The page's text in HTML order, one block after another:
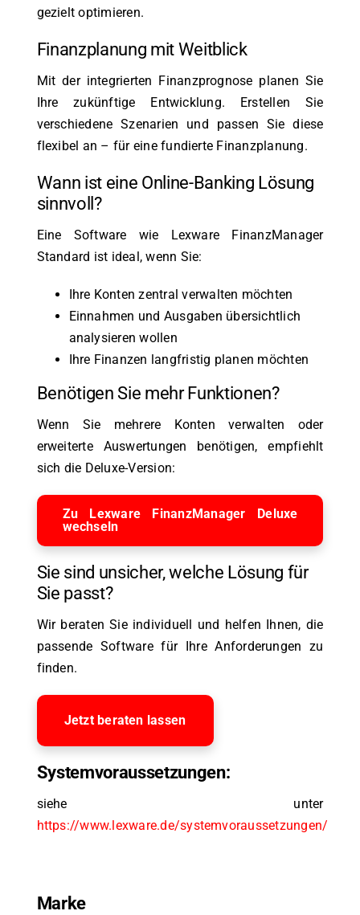
gezielt optimieren.
Finanzplanung mit Weitblick
Mit der integrierten Finanzprognose planen Sie
Ihre zukünftige Entwicklung. Erstellen Sie
verschiedene Szenarien und passen Sie diese
flexibel an – für eine fundierte Finanzplanung.
Wann ist eine Online-Banking Lösung
sinnvoll?
Eine Software wie Lexware FinanzManager
Standard ist ideal, wenn Sie:
Ihre Konten zentral verwalten möchten
Einnahmen und Ausgaben übersichtlich
analysieren wollen
Ihre Finanzen langfristig planen möchten
Benötigen Sie mehr Funktionen?
Wenn Sie mehrere Konten verwalten oder
erweiterte Auswertungen benötigen, empfiehlt
sich die Deluxe-Version:
Zu Lexware FinanzManager Deluxe
wechseln
Sie sind unsicher, welche Lösung für
Sie passt?
Wir beraten Sie individuell und helfen Ihnen, die
passende Software für Ihre Anforderungen zu
finden.
Jetzt beraten lassen
Systemvoraussetzungen:
siehe unter
https://www.lexware.de/systemvoraussetzungen/
Marke